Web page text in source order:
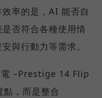
率的是，AI 能否自
否符合各種使用情
與行動力等需求。
電 –Prestige 14 Flip
，而是整合